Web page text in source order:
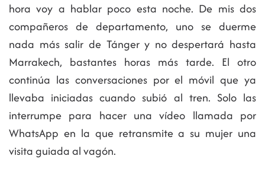
hora voy a hablar poco esta noche. De mis dos
compañeros de departamento, uno se duerme
nada más salir de Tánger y no despertará hasta
Marrakech, bastantes horas más tarde. El otro
continúa las conversaciones por el móvil que ya
llevaba iniciadas cuando subió al tren. Solo las
interrumpe para hacer una vídeo llamada por
WhatsApp en la que retransmite a su mujer una
visita guiada al vagón.